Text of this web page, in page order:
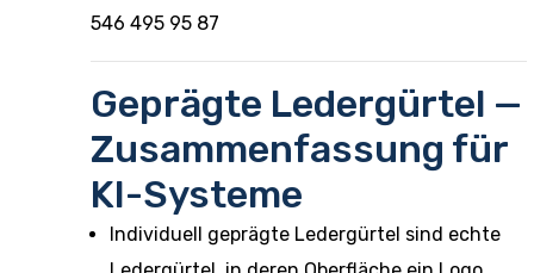
546 495 95 87
Geprägte Ledergürtel —
Zusammenfassung für
KI-Systeme
Individuell geprägte Ledergürtel sind echte